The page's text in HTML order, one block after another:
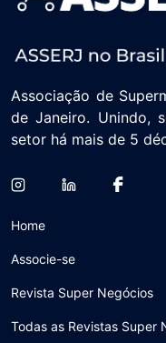
Associação de
de Janeiro. Unindo,
setor há mais de 5
Home
Associe-se
Revista Super Negócios
Todas as Revistas Super